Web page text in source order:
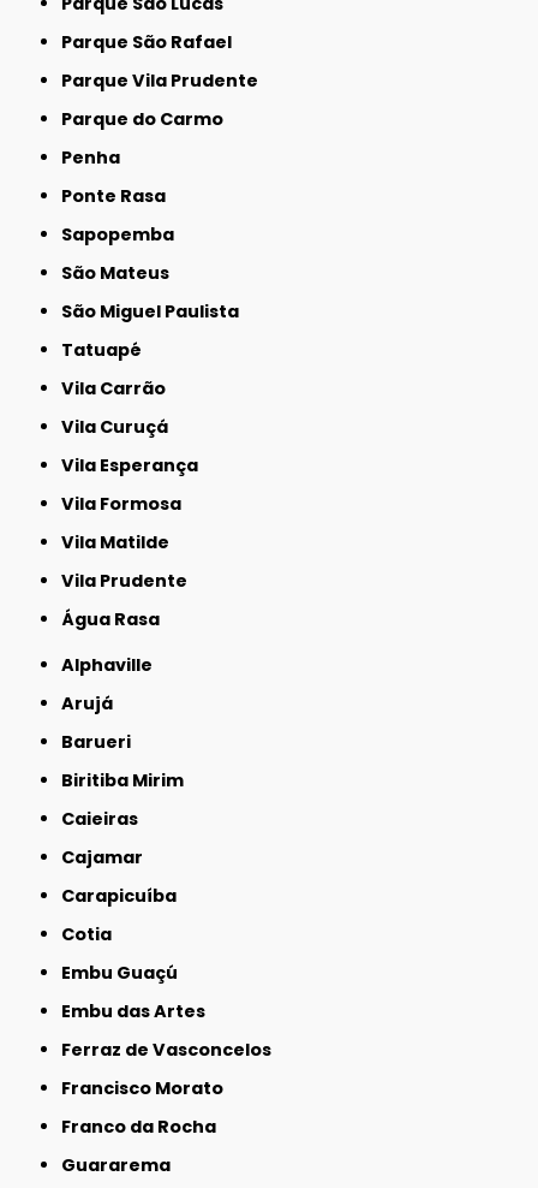
Parque São Rafael
Parque Vila Prudente
Parque do Carmo
Penha
Ponte Rasa
Sapopemba
São Mateus
São Miguel Paulista
Tatuapé
Vila Carrão
Vila Curuçá
Vila Esperança
Vila Formosa
Vila Matilde
Vila Prudente
Água Rasa
Alphaville
Arujá
Barueri
Biritiba Mirim
Caieiras
Cajamar
Carapicuíba
Cotia
Embu Guaçú
Embu das Artes
Ferraz de Vasconcelos
Francisco Morato
Franco da Rocha
Guararema